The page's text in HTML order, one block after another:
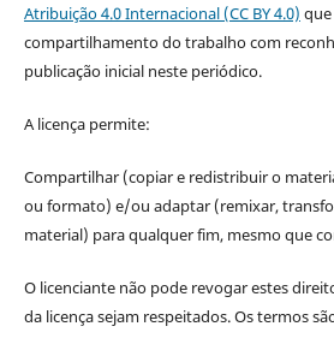
Atribuição 4.0 Internacional (CC BY 4.0)
compartilhamento do trabalho com
publicação inicial neste periódico.
A licença permite:
Compartilhar (copiar e redistribuir o
ou formato) e/ou adaptar (remixar,
material) para qualquer fim, mesmo que
O licenciante não pode revogar estes
da licença sejam respeitados. Os termos